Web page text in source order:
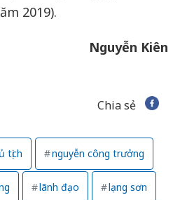
2019).
Nguyễn Kiên
Chia sẻ
tịch nguyễn công trưởng
lãnh đạo lạng sơn